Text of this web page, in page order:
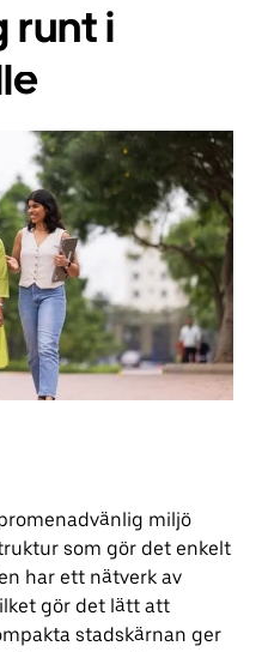
runt i
miljö
som gör det enkelt
har ett nätverk av
gör det lätt att
stadskärnan ger